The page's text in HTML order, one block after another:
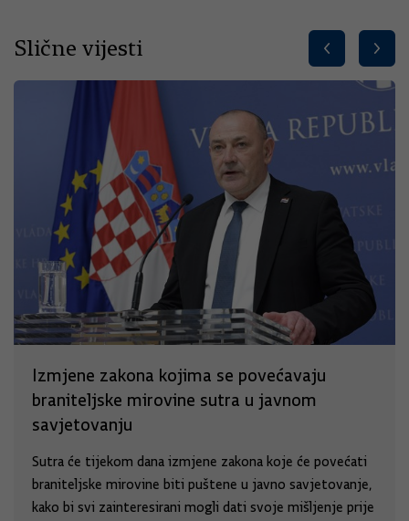
Slične vijesti
Izmjene zakona kojima se povećavaju
braniteljske mirovine sutra u javnom
savjetovanju
Sutra će tijekom dana izmjene zakona koje će povećati
braniteljske mirovine biti puštene u javno savjetovanje,
kako bi svi zainteresirani mogli dati svoje mišljenje prije